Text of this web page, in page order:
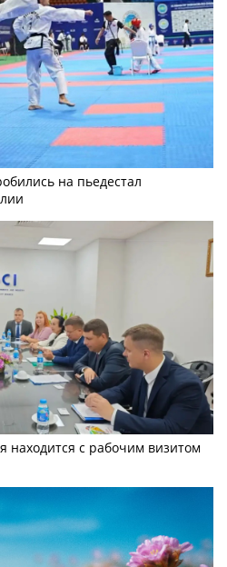
на пьедестал
находится с рабочим визитом